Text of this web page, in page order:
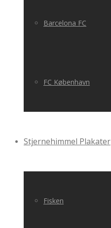
Barcelona FC
FC København
Stjernehimmel Plakater
Fisken